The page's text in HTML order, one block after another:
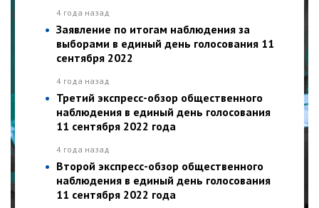
4 года назад
Заявление по итогам наблюдения за
выборами в единый день голосования 11
сентября 2022
4 года назад
Третий экспресс-обзор общественного
наблюдения в единый день голосования
11 сентября 2022 года
4 года назад
Второй экспресс-обзор общественного
наблюдения в единый день голосования
11 сентября 2022 года